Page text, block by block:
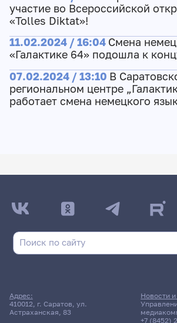
участие во Всероссийской
«Tolles Diktat»!
11.02.2024 / 16:04 Cмена
«Галактике 64» подошла к
07.02.2024 / 13:10 В
региональном центре
работает смена немецкого
Адрес:
410012, г. Саратов, ул.
Астраханская, 83
Новости
+7 (8452)